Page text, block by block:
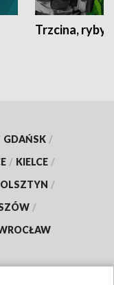
Trzcina, ryby
GDAŃSK /
/ KIELCE /
OLSZTYN /
/